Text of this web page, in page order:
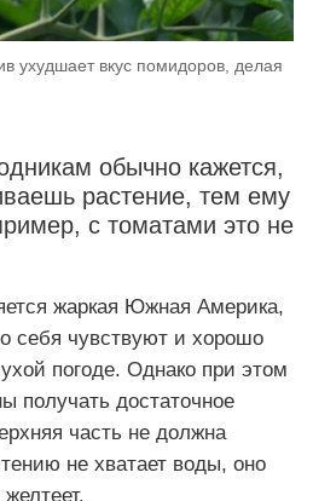
ухудшает вкус помидоров, делая
обычно кажется,
растение, тем ему
с томатами это не
жаркая Южная Америка,
себя чувствуют и хорошо
погоде. Однако при этом
получать достаточное
часть не должна
не хватает воды, оно